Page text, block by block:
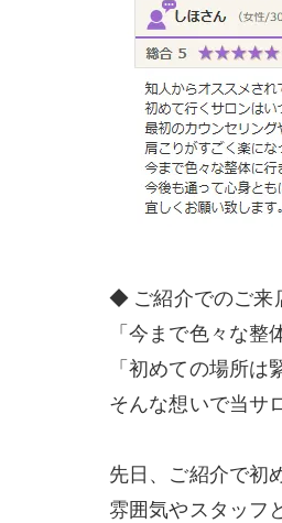
◆ ご紹介でのご来
「今まで色々な整
「初めての場所
そんな想いで当サ
先日、ご紹介で初
雰囲気やスタッフ